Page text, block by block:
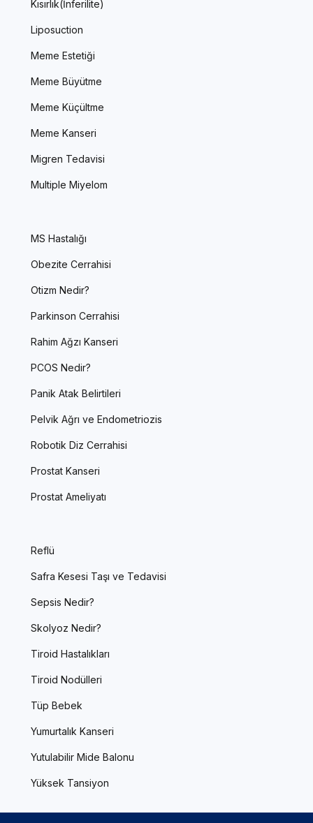
Kısırlık(İnferilite)
Liposuction
Meme Estetiği
Meme Büyütme
Meme Küçültme
Meme Kanseri
Migren Tedavisi
Multiple Miyelom
MS Hastalığı
Obezite Cerrahisi
Otizm Nedir?
Parkinson Cerrahisi
Rahim Ağzı Kanseri
PCOS Nedir?
Panik Atak Belirtileri
Pelvik Ağrı ve Endometriozis
Robotik Diz Cerrahisi
Prostat Kanseri
Prostat Ameliyatı
Reflü
Safra Kesesi Taşı ve Tedavisi
Sepsis Nedir?
Skolyoz Nedir?
Tiroid Hastalıkları
Tiroid Nodülleri
Tüp Bebek
Yumurtalık Kanseri
Yutulabilir Mide Balonu
Yüksek Tansiyon